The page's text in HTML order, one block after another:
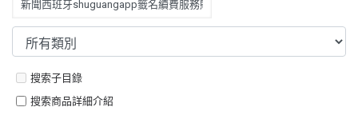
搜索子目錄
搜索商品詳細介紹